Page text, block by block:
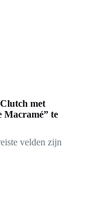
met
Macramé” te
velden zijn